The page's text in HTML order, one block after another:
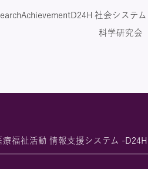
AchievementD24H 社会システム
科学研究会
療福祉活動 情報支援システム -